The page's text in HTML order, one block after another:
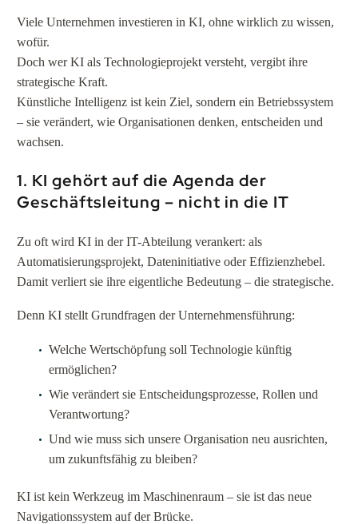
Viele Unternehmen investieren in KI, ohne wirklich zu wissen,
wofür.
Doch wer KI als Technologieprojekt versteht, vergibt ihre
strategische Kraft.
Künstliche Intelligenz ist kein Ziel, sondern ein Betriebssystem
– sie verändert, wie Organisationen denken, entscheiden und
wachsen.
1. KI gehört auf die Agenda der
Geschäftsleitung – nicht in die IT
Zu oft wird KI in der IT-Abteilung verankert: als
Automatisierungsprojekt, Dateninitiative oder Effizienzhebel.
Damit verliert sie ihre eigentliche Bedeutung – die strategische.
Denn KI stellt Grundfragen der Unternehmensführung:
Welche Wertschöpfung soll Technologie künftig
ermöglichen?
Wie verändert sie Entscheidungsprozesse, Rollen und
Verantwortung?
Und wie muss sich unsere Organisation neu ausrichten,
um zukunftsfähig zu bleiben?
KI ist kein Werkzeug im Maschinenraum – sie ist das neue
Navigationssystem auf der Brücke.